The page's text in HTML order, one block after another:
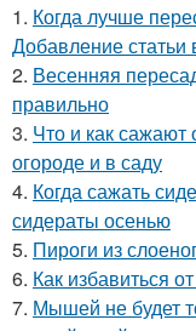
1. Когда лучше
Добавление статьи
2. Весенняя
правильно
3. Что и как
огороде и в саду
4. Когда сажать
сидераты осенью
5. Пироги из
6. Как избавиться
7. Мышей не будет